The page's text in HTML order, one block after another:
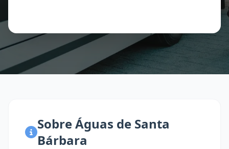
Sobre Águas de Santa
Bárbara